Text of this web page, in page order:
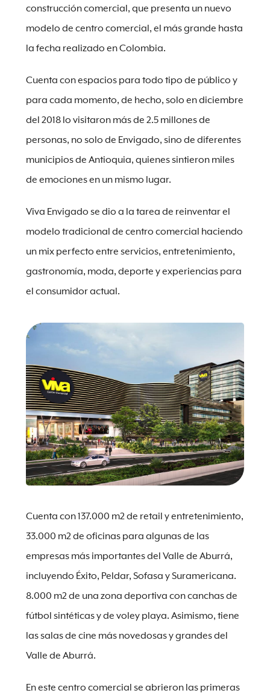
construcción comercial, que presenta un nuevo
modelo de centro comercial, el más grande hasta
la fecha realizado en Colombia.
Cuenta con espacios para todo tipo de público y
para cada momento, de hecho, solo en diciembre
del 2018 lo visitaron más de 2.5 millones de
personas, no solo de Envigado, sino de diferentes
municipios de Antioquia, quienes sintieron miles
de emociones en un mismo lugar.
Viva Envigado se dio a la tarea de reinventar el
modelo tradicional de centro comercial haciendo
un mix perfecto entre servicios, entretenimiento,
gastronomía, moda, deporte y experiencias para
el consumidor actual.
Cuenta con 137.000 m2 de retail y entretenimiento,
33.000 m2 de oficinas para algunas de las
empresas más importantes del Valle de Aburrá,
incluyendo Éxito, Peldar, Sofasa y Suramericana.
8.000 m2 de una zona deportiva con canchas de
fútbol sintéticas y de voley playa. Asimismo, tiene
las salas de cine más novedosas y grandes del
Valle de Aburrá.
En este centro comercial se abrieron las primeras